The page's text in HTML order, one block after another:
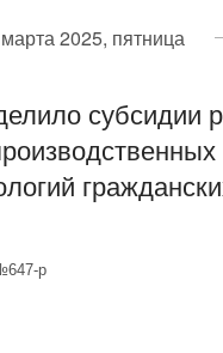
2025, пятница
субсидии
р